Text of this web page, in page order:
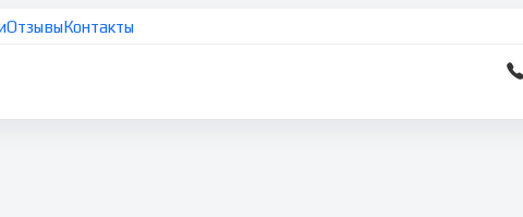
ОтзывыКонтакты